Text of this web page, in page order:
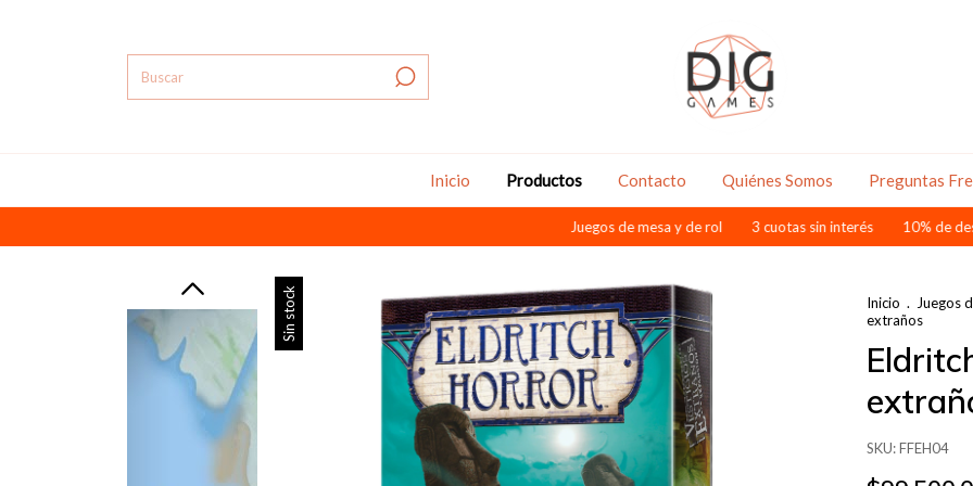
Inicio Productos Contacto Quiénes Somos Preguntas
Juegos de mesa y de rol 3 cuotas sin interés 10% de descuento
Sin stock Inicio . Juegos
extraños
SKU:FFEH04